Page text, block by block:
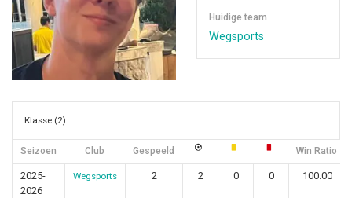
Huidige team
Wegsports
Klasse (2)
Seizoen Club Gespeeld Win Ratio
2025-
2026
Wegsports 2 2 0 0 100.00